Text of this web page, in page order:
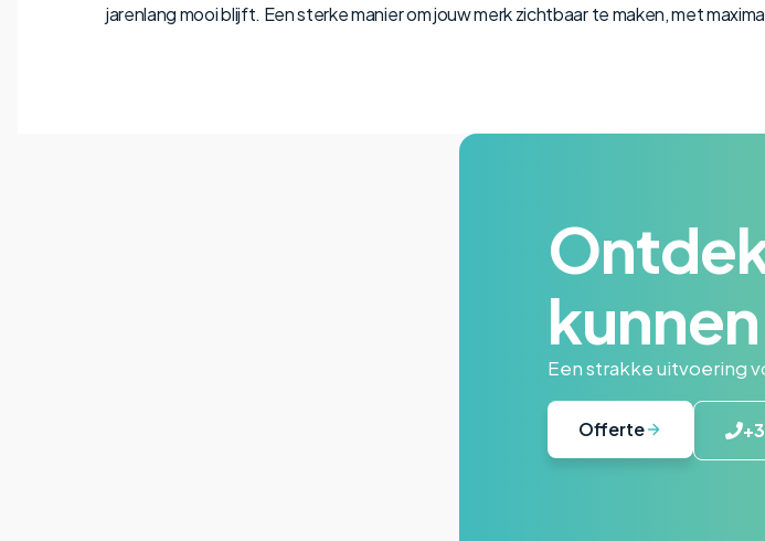
jarenlang mooi blijft. Een sterke manier om jouw merk zichtbaar te maken, met
Een strakke uitvoering
Offerte